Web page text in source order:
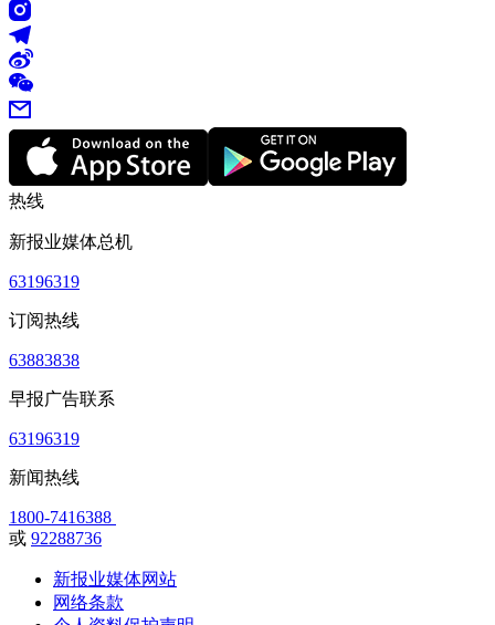
热线
新报业媒体总机
63196319
订阅热线
63883838
早报广告联系
63196319
新闻热线
1800-7416388
或 92288736
新报业媒体网站
网络条款